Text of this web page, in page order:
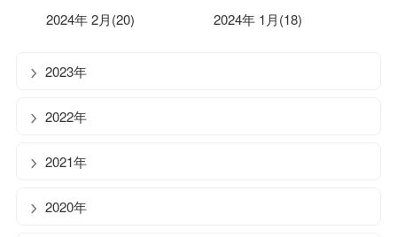
2024年 2月(20) 2024年 1月(18)
2023年
2022年
2021年
2020年